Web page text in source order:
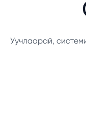
Уучлаарай,